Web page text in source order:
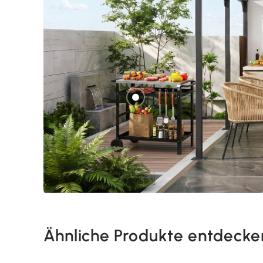
Ähnliche Produkte